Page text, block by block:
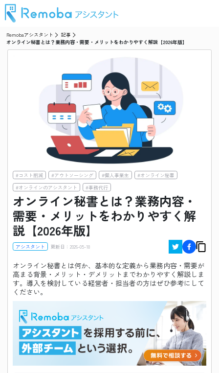
Remobaアシスタント
記事
オンライン秘書とは？業務内容・需要・メリットをわかりやすく解説【2026年版】
#コスト削減 #アウトソーシング #個人事業主 #オンライン秘書
#オンラインのアシスタント #事務代行
オンライン秘書とは？業務内容・
需要・メリットをわかりやすく解
説【2026年版】
アシスタント 更新日： 2026-05-18
オンライン秘書とは何か、基本的な定義から業務内容・需要が
高まる背景・メリット・デメリットまでわかりやすく解説しま
す。導入を検討している経営者・担当者の方はぜひ参考にして
ください。